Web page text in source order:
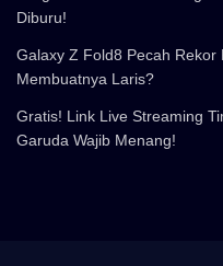
Diburu!
Galaxy Z Fold8 Pecah Rekor
Membuatnya Laris?
Gratis! Link Live Streaming
Garuda Wajib Menang!